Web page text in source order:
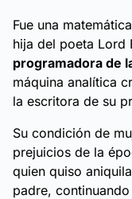
Fue una
hija del poeta Lord
programadora de
máquina analítica
la escritora de su
Su condición de
prejuicios de la
quien quiso
padre,